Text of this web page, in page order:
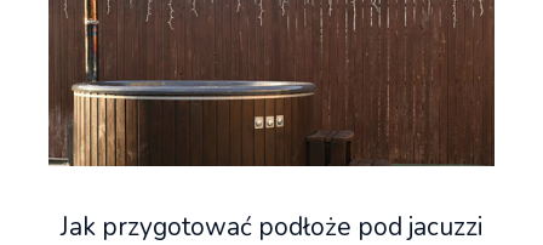
Jak przygotować podłoże pod jacuzzi